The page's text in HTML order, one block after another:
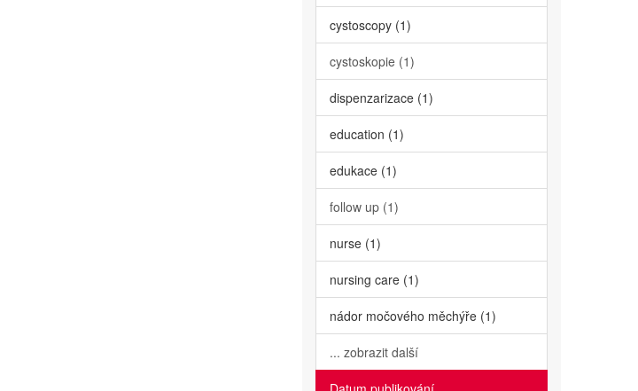
cystoscopy (1)
cystoskopie (1)
dispenzarizace (1)
education (1)
edukace (1)
follow up (1)
nurse (1)
nursing care (1)
nádor močového měchýře (1)
... zobrazit další